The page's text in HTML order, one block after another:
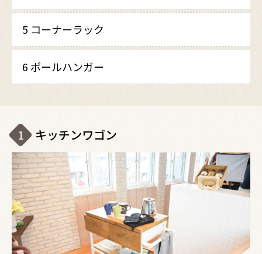
5 コーナーラック
6 ポールハンガー
1 キッチンワゴン